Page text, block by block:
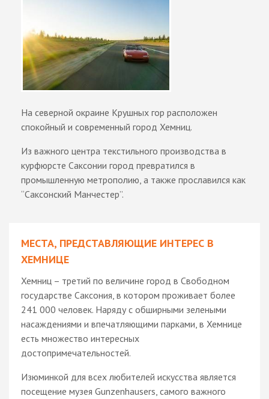
На северной окраине Крушных гор расположен
спокойный и современный город Хемниц.
Из важного центра текстильного производства в
курфюрсте Саксонии город превратился в
промышленную метрополию, а также прославился как
“Саксонский Манчестер”.
МЕСТА, ПРЕДСТАВЛЯЮЩИЕ ИНТЕРЕС В
ХЕМНИЦЕ
Хемниц – третий по величине город в Свободном
государстве Саксония, в котором проживает более
241 000 человек. Наряду с обширными зелеными
насаждениями и впечатляющими парками, в Хемнице
есть множество интересных
достопримечательностей.
Изюминкой для всех любителей искусства является
посещение музея Gunzenhausers, самого важного